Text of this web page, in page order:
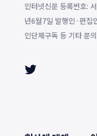
인터넷신문 등록번호:
년6월7일 발행인·편집
인단체구독 등 기타